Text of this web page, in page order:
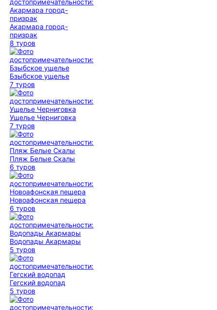
Акармара город-
призрак
8 туров
Бзыбское ущелье
7 туров
Ущелье Черниговка
7 туров
Пляж Белые Скалы
6 туров
Новоафонская пещера
6 туров
Водопады Акармары
5 туров
Гегский водопад
5 туров